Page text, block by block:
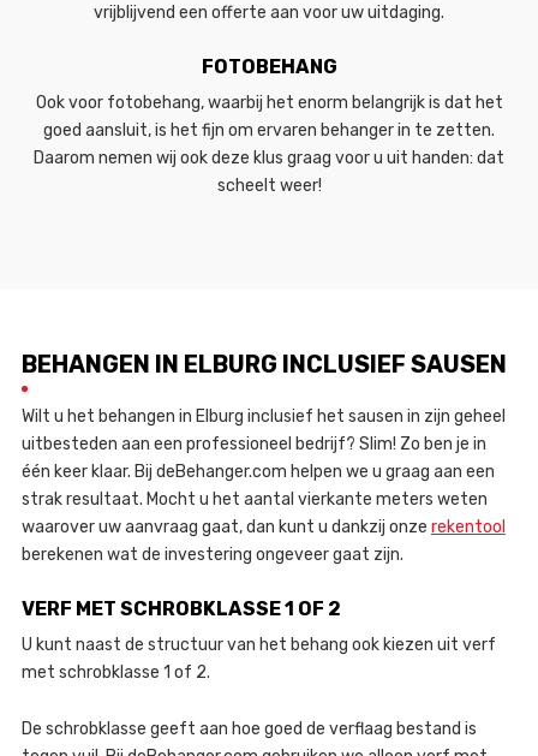
vrijblijvend een offerte aan voor uw uitdaging.
FOTOBEHANG
Ook voor fotobehang, waarbij het enorm belangrijk is dat het
goed aansluit, is het fijn om ervaren behanger in te zetten.
Daarom nemen wij ook deze klus graag voor u uit handen: dat
scheelt weer!
BEHANGEN IN ELBURG INCLUSIEF SAUSEN
Wilt u het behangen in Elburg inclusief het sausen in zijn geheel
uitbesteden aan een professioneel bedrijf? Slim! Zo ben je in
één keer klaar. Bij deBehanger.com helpen we u graag aan een
strak resultaat. Mocht u het aantal vierkante meters weten
waarover uw aanvraag gaat, dan kunt u dankzij onze rekentool
berekenen wat de investering ongeveer gaat zijn.
VERF MET SCHROBKLASSE 1 OF 2
U kunt naast de structuur van het behang ook kiezen uit verf
met schrobklasse 1 of 2.
De schrobklasse geeft aan hoe goed de verflaag bestand is